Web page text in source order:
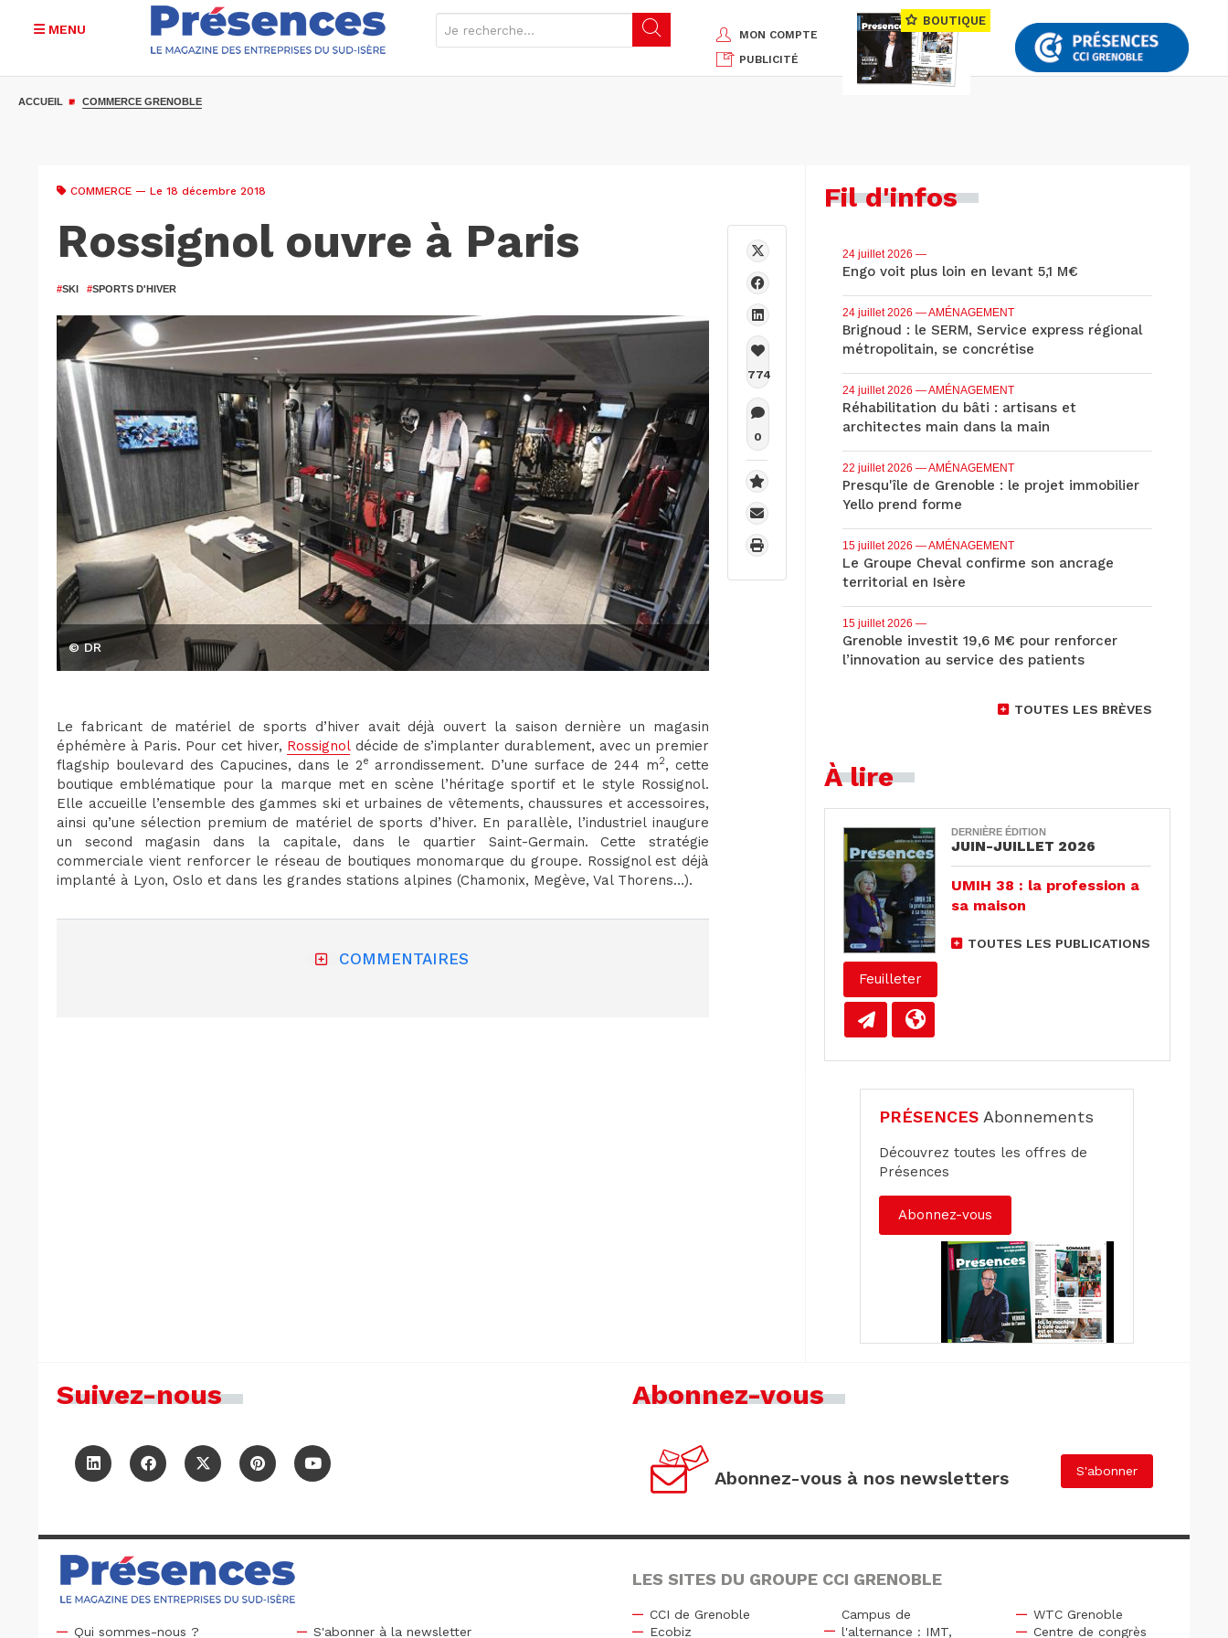
MENU
MON COMPTE
PUBLICITÉ
BOUTIQUE
ACCUEIL COMMERCE GRENOBLE
COMMERCE — Le 18 décembre 2018
Rossignol ouvre à Paris
#SKI #SPORTS D'HIVER
© DR
Le fabricant de matériel de sports d’hiver avait déjà ouvert la saison dernière un magasin
éphémère à Paris. Pour cet hiver, Rossignoldécide de s’implanter durablement, avec un premier
flagship boulevard des Capucines, dans le 2e arrondissement. D’une surface de 244 m2, cette
boutique emblématique pour la marque met en scène l’héritage sportif et le style Rossignol.
Elle accueille l’ensemble des gammes ski et urbaines de vêtements, chaussures et accessoires,
ainsi qu’une sélection premium de matériel de sports d’hiver. En parallèle, l’industriel inaugure
un second magasin dans la capitale, dans le quartier Saint-Germain. Cette stratégie
commerciale vient renforcer le réseau de boutiques monomarque du groupe. Rossignol est déjà
implanté à Lyon, Oslo et dans les grandes stations alpines (Chamonix, Megève, Val Thorens…).
COMMENTAIRES
774
0
Fil d'infos
24 juillet 2026 —
Engo voit plus loin en levant 5,1 M€
24 juillet 2026 — AMÉNAGEMENT
Brignoud : le SERM, Service express régional
métropolitain, se concrétise
24 juillet 2026 — AMÉNAGEMENT
Réhabilitation du bâti : artisans et
architectes main dans la main
22 juillet 2026 — AMÉNAGEMENT
Presqu'île de Grenoble : le projet immobilier
Yello prend forme
15 juillet 2026 — AMÉNAGEMENT
Le Groupe Cheval confirme son ancrage
territorial en Isère
15 juillet 2026 —
Grenoble investit 19,6 M€ pour renforcer
l’innovation au service des patients
TOUTES LES BRÈVES
À lire
Feuilleter
DERNIÈRE ÉDITION
JUIN-JUILLET 2026
UMIH 38 : la profession a
sa maison
TOUTES LES PUBLICATIONS
PRÉSENCES Abonnements
Découvrez toutes les offres de
Présences
Abonnez-vous
Suivez-nous Abonnez-vous
Abonnez-vous à nos newsletters S'abonner
Qui sommes-nous ? S'abonner à la newsletter
LES SITES DU GROUPE CCI GRENOBLE
CCI de Grenoble
Ecobiz
Campus de
l'alternance : IMT,
WTC Grenoble
Centre de congrès